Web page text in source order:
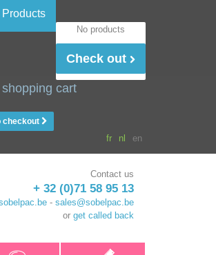
Products
No products
Check out
cart
checkout
fr nl en
Contact us
+ 32 (0)71 58 95 13
- sales@sobelpac.be
or get called back